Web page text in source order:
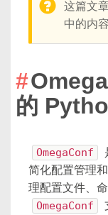
warning:
这篇文
中的内
的
OmegaConf
简化配置管理
理配置文件、
OmegaConf